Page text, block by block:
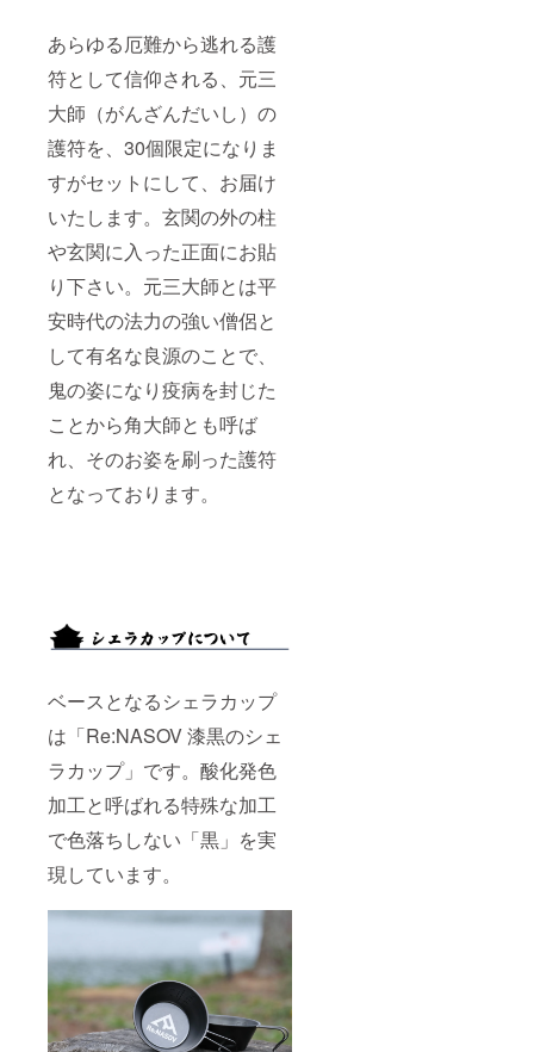
あらゆる厄難から逃れる護
符として信仰される、元三
大師（がんざんだいし）の
護符を、30個限定になりま
すがセットにして、お届け
いたします。玄関の外の柱
や玄関に入った正面にお貼
り下さい。元三大師とは平
安時代の法力の強い僧侶と
して有名な良源のことで、
鬼の姿になり疫病を封じた
ことから角大師とも呼ば
れ、そのお姿を刷った護符
となっております。
ベースとなるシェラカップ
は「Re:NASOV 漆黒のシェ
ラカップ」です。酸化発色
加工と呼ばれる特殊な加工
で色落ちしない「黒」を実
現しています。